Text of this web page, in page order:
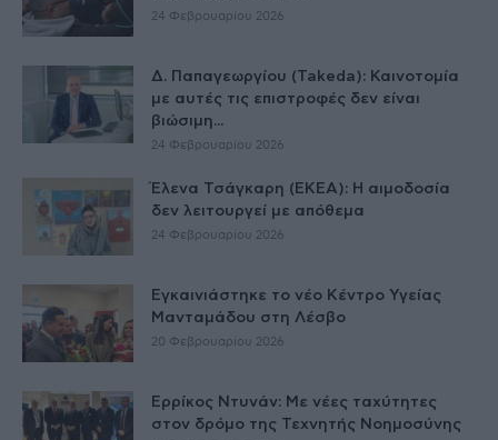
24 Φεβρουαρίου 2026
Δ. Παπαγεωργίου (Takeda): Καινοτομία
με αυτές τις επιστροφές δεν είναι
βιώσιμη...
24 Φεβρουαρίου 2026
Έλενα Τσάγκαρη (ΕΚΕΑ): Η αιμοδοσία
δεν λειτουργεί με απόθεμα
24 Φεβρουαρίου 2026
Εγκαινιάστηκε το νέο Κέντρο Υγείας
Μανταμάδου στη Λέσβο
20 Φεβρουαρίου 2026
Ερρίκος Ντυνάν: Με νέες ταχύτητες
στον δρόμο της Τεχνητής Νοημοσύνης